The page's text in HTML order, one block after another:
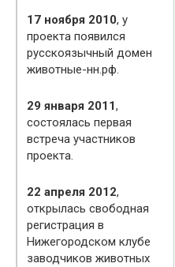
17 ноября 2010, у
проекта появился
русскоязычный домен
животные-нн.рф.
29 января 2011,
состоялась первая
встреча участников
проекта.
22 апреля 2012,
открылась свободная
регистрация в
Нижегородском клубе
заводчиков животных